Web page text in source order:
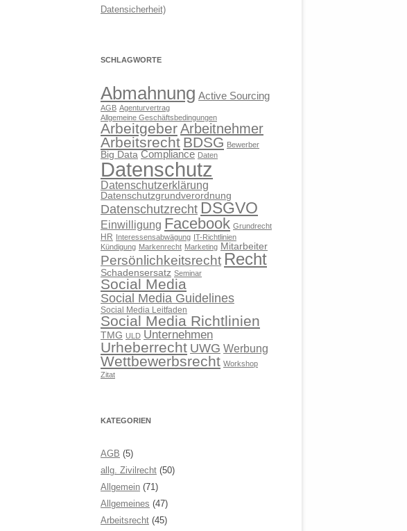
Datensicherheit)
SCHLAGWORTE
Abmahnung Active Sourcing
AGB Agenturvertrag
Allgemeine Geschäftsbedingungen
ArbeitgeberArbeitnehmer
Arbeitsrecht BDSG Bewerber
Big Data Compliance Daten
Datenschutz
Datenschutzerklärung
Datenschutzgrundverordnung
Datenschutzrecht DSGVO
Einwilligung Facebook Grundrecht
HR Interessensabwägung IT-Richtlinien
Kündigung Markenrecht Marketing Mitarbeiter
Persönlichkeitsrecht Recht
Schadensersatz Seminar
Social Media
Social Media Guidelines
Social Media Leitfaden
Social Media Richtlinien
TMG ULD Unternehmen
Urheberrecht UWG Werbung
Wettbewerbsrecht Workshop
Zitat
KATEGORIEN
AGB (5)
allg. Zivilrecht (50)
Allgemein (71)
Allgemeines (47)
Arbeitsrecht (45)